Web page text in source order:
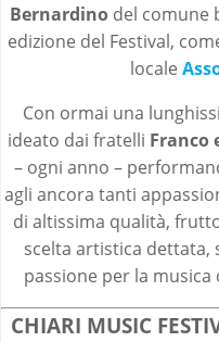
Bernardino del comune
edizione del Festival,
locale
Con ormai una
ideato dai fratelli Franco
– ogni anno –
agli ancora tanti
di altissima qualità,
scelta artistica
passione per la
CHIARI MUSIC